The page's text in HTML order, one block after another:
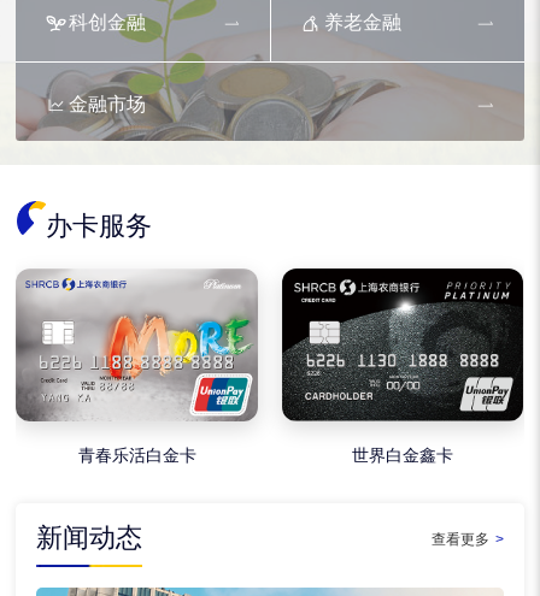
科创金融 养老金融
金融市场
办卡服务
青春乐活白金卡 世界白金鑫卡
新闻动态 查看更多 >